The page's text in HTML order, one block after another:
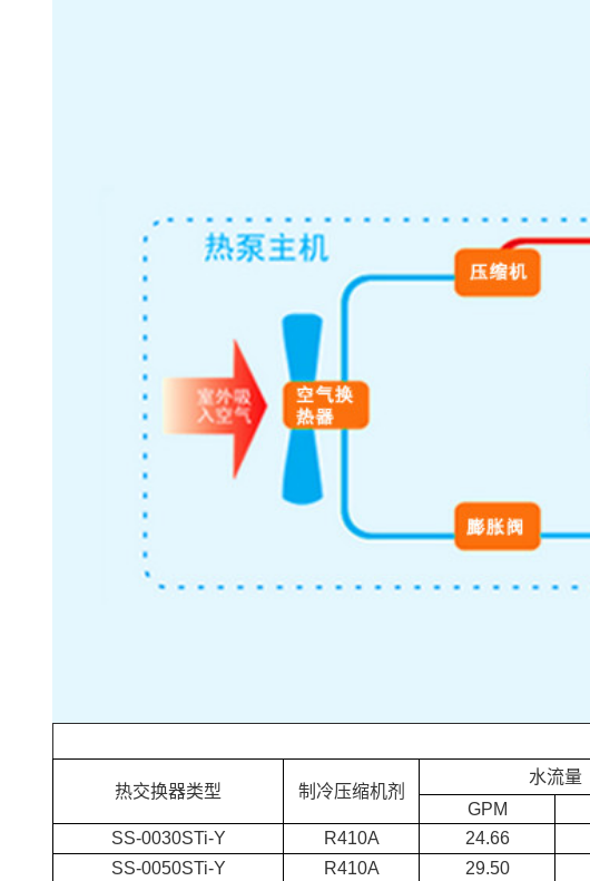
热交换器类型 制冷压缩机剂
水流量
GPM
SS-0030STi-Y
R410A 24.66
SS-0050STi-Y
R410A 29.50